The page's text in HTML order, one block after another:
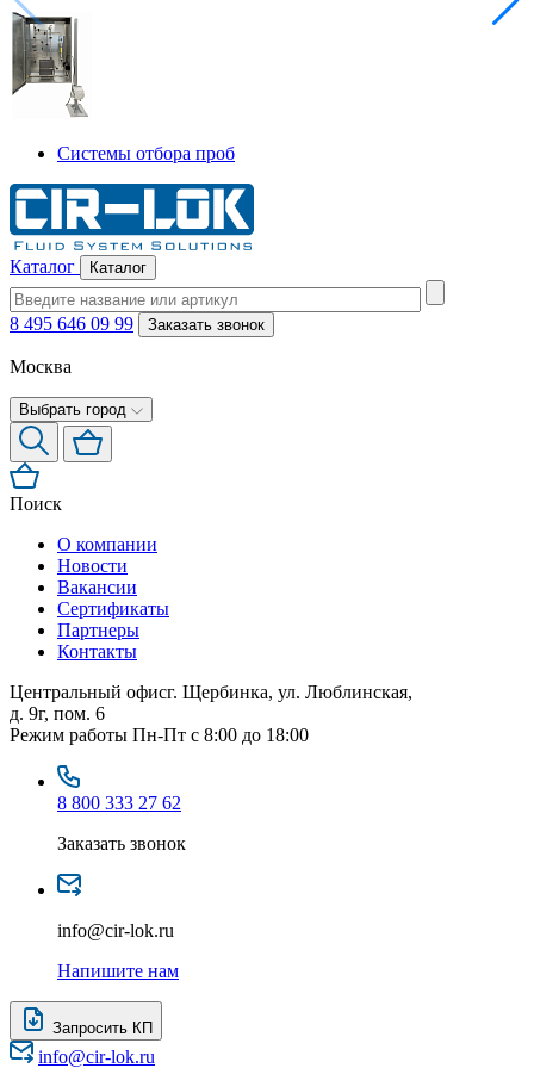
Системы отбора проб
Каталог Каталог
8 495 646 09 99 Заказать звонок
Москва
Выбрать город
Поиск
О компании
Новости
Вакансии
Сертификаты
Партнеры
Контакты
Центральный офисг. Щербинка, ул. Люблинская,
д. 9г, пом. 6
Режим работы Пн-Пт с 8:00 до 18:00
8 800 333 27 62
Заказать звонок
info@cir-lok.ru
Напишите нам
Запросить КП
info@cir-lok.ru